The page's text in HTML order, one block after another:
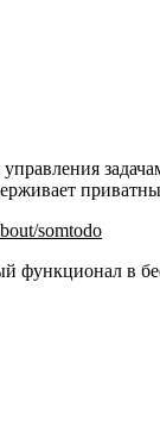
somtodo
функционал в